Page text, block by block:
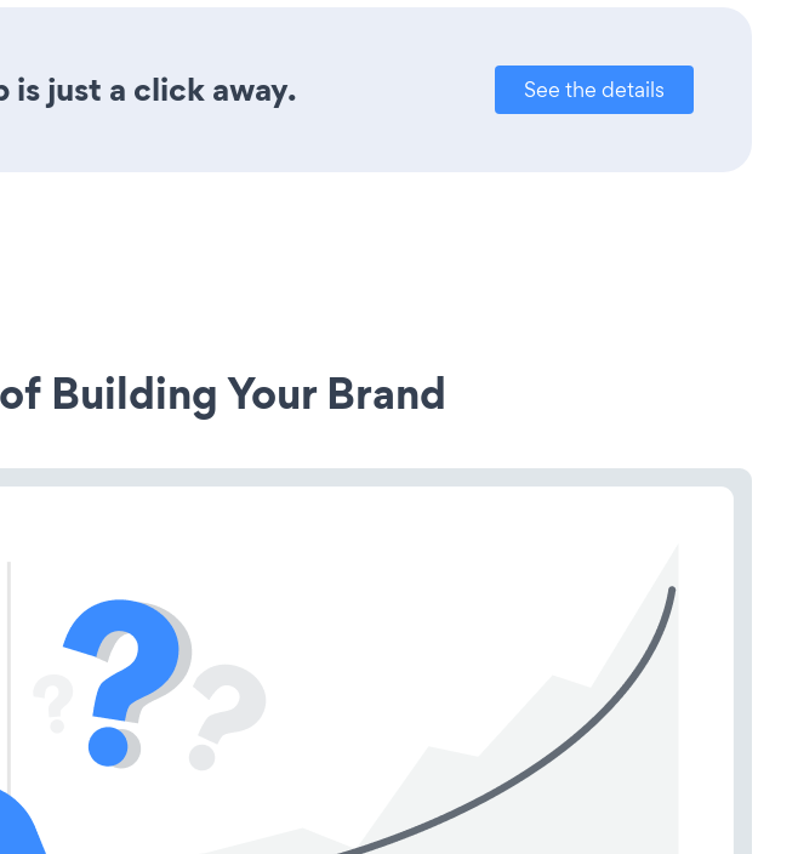
just a click away. See the details
Building Your Brand